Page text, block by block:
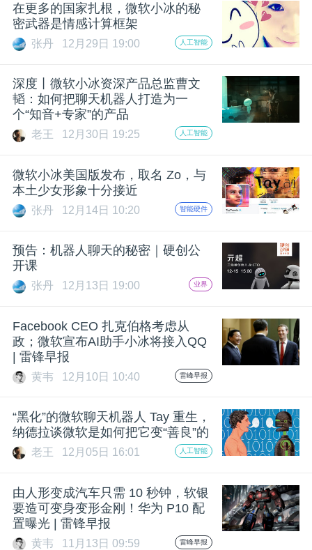
专
题
爱
机
在更多的国家扎根，微软小冰的秘
密武器是情感计算框架
张丹 12月29日 19:00 人工智能
深度丨微软小冰资深产品总监曹文
韬：如何把聊天机器人打造为一
个“知音+专家”的产品
老王 12月30日 19:25 人工智能
微软小冰美国版发布，取名 Zo，与
本土少女形象十分接近
张丹 12月14日 10:20 智能硬件
预告：机器人聊天的秘密｜硬创公
开课
张丹 12月13日 19:00 业界
Facebook CEO 扎克伯格考虑从
政；微软宣布AI助手小冰将接入QQ
| 雷锋早报
黄韦 12月10日 10:40 雷峰早报
“黑化”的微软聊天机器人 Tay 重生，
纳德拉谈微软是如何把它变“善良”的
老王 12月05日 16:01 人工智能
由人形变成汽车只需 10 秒钟，软银
要造可变身变形金刚！华为 P10 配
置曝光 | 雷锋早报
黄韦 11月13日 09:59 雷峰早报